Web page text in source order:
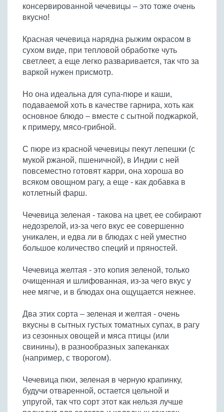
консервированной чечевицы – это тоже очень
вкусно!
Красная чечевица нарядна рыжим окрасом в
сухом виде, при тепловой обработке чуть
светлеет, а еще легко разваривается, так что за
варкой нужен присмотр.
Но она идеальна для супа-пюре и каши,
подаваемой хоть в качестве гарнира, хоть как
основное блюдо – вместе с сытной поджаркой,
к примеру, мясо-грибной.
С пюре из красной чечевицы пекут лепешки (с
мукой ржаной, пшеничной), в Индии с ней
повсеместно готовят карри, она хороша во
всяком овощном рагу, а еще - как добавка в
котлетный фарш.
Чечевица зеленая - такова на цвет, ее собирают
недозрелой, из-за чего вкус ее совершенно
уникален, и едва ли в блюдах с ней уместно
большое количество специй и пряностей.
Чечевица желтая - это копия зеленой, только
очищенная и шлифованная, из-за чего вкус у
нее мягче, и в блюдах она ощущается нежнее.
Два этих сорта – зеленая и желтая - очень
вкусны в сытных густых томатных супах, в рагу
из сезонных овощей и мяса птицы (или
свинины), в разнообразных запеканках
(например, с творогом).
Чечевица пюи, зеленая в черную крапинку,
будучи отваренной, остается цельной и
упругой, так что сорт этот как нельзя лучше